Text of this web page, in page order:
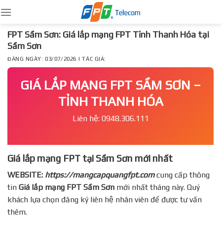
to
content
FPT Sầm Sơn: Giá lắp mạng FPT Tỉnh Thanh Hóa tại
Sầm Sơn
ĐĂNG NGÀY: 03/07/2026 | TÁC GIẢ:
GIÁ LẮP MẠNG FPT SẦM SƠN –
TỈNH THANH HÓA
Liên hệ: 0948.306.111
Giá lắp mạng FPT tại Sầm Sơn mới nhất
WEBSITE: https://mangcapquangfpt.comcung cấp thông
tin Giá lắp mạng FPT Sầm Sơn mới nhất tháng này. Quý
khách lựa chọn đăng ký liên hệ nhân viên để được tư vấn
thêm.